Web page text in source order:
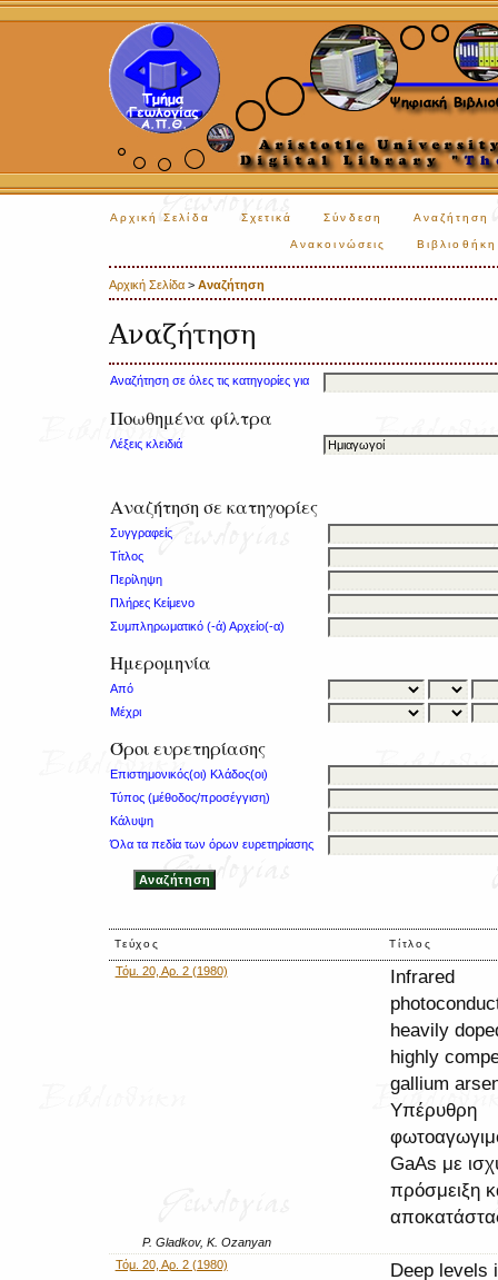
Αρχική Σελίδα Σχετικά Σύνδεση Αναζήτηση
Ανακοινώσεις Βιβλιοθήκη
Αρχική Σελίδα > Αναζήτηση
Αναζήτηση
Αναζήτηση σε όλες τις κατηγορίες για
Ποωθημένα φίλτρα
Λέξεις κλειδιά
Αναζήτηση σε κατηγορίες
Συγγραφείς
Τίτλος
Περίληψη
Πλήρες Κείμενο
Συμπληρωματικό (-ά) Αρχείο(-α)
Ημερομηνία
Από
Μέχρι
Όροι ευρετηρίασης
Επιστημονικός(οι) Κλάδος(οι)
Τύπος (μέθοδος/προσέγγιση)
Κάλυψη
Όλα τα πεδία των όρων ευρετηρίασης
Τεύχος Τίτλος
Τόμ. 20, Αρ. 2 (1980)
Infrared
heavily
highly
gallium
Υπέρυθρη
GaAs με
πρόσμειξη
P. Gladkov, K. Ozanyan
Τόμ. 20, Αρ. 2 (1980)
Deep levels